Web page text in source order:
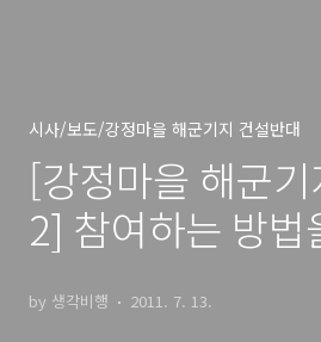
시사/보도/강정마을 해군기지 건설반대
[강정마을 해군
2] 참여하는 방법
by 생각비행 2011. 7. 13.